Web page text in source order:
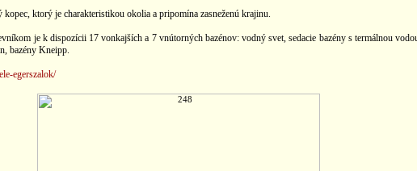
ktorý je charakteristikou okolia a pripomína zasneženú krajinu.
je k dispozícii 17 vonkajších a 7 vnútorných bazénov: vodný svet, sedacie bazény s termálnou
bazény Kneipp.
egerszalok/